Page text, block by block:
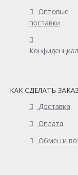
Оптовые
поставки
КАК СДЕЛАТЬ ЗАКАЗ
Доставка
Оплата
Обмен и